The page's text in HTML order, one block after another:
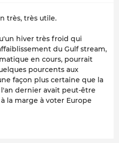
très, très utile.
hiver très froid qui
du Gulf stream,
en cours, pourrait
pourcents aux
façon plus certaine que la
dernier avait peut-être
la marge à voter Europe